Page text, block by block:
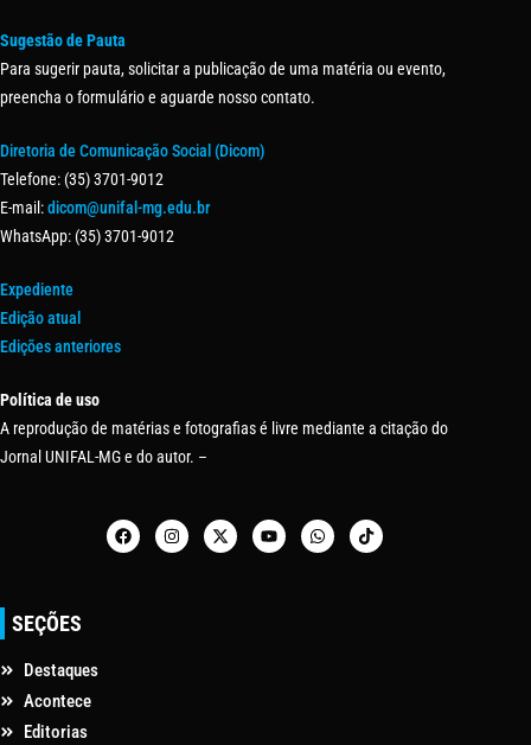
Sugestão de Pauta
Para sugerir pauta, solicitar a publicação de uma matéria ou evento,
preencha o formulário e aguarde nosso contato.
Diretoria de Comunicação Social (Dicom)
Telefone: (35) 3701-9012
E-mail:dicom@unifal-mg.edu.br
WhatsApp: (35) 3701-9012
Expediente
Edição atual
Edições anteriores
Política de uso
A reprodução de matérias e fotografias é livre mediante a citação do
Jornal UNIFAL-MG e do autor. –
SEÇÕES
Destaques
Acontece
Editorias